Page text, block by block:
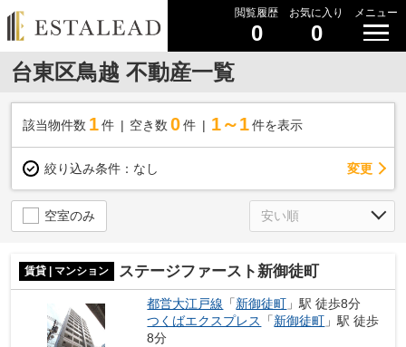
閲覧履歴
0
お気に入り
0
メニュー
台東区鳥越 不動産一覧
該当物件数 1件 空き数 0 件 1～1 件を表示
絞り込み条件： なし 変更
空室のみ
賃貸 | マンション ステージファースト新御徒町
都営大江戸線 「新御徒町 」駅 徒歩8分
つくばエクスプレス
「新御徒町 」駅 徒歩
8分